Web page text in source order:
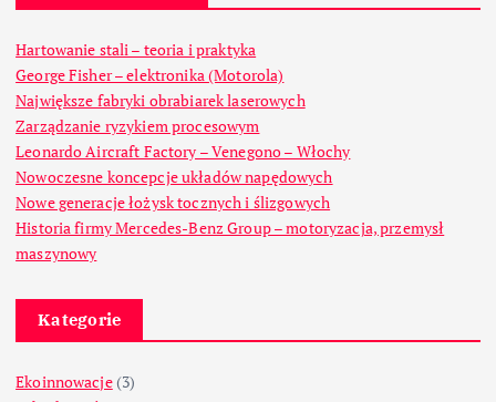
Hartowanie stali – teoria i praktyka
George Fisher – elektronika (Motorola)
Największe fabryki obrabiarek laserowych
Zarządzanie ryzykiem procesowym
Leonardo Aircraft Factory – Venegono – Włochy
Nowoczesne koncepcje układów napędowych
Nowe generacje łożysk tocznych i ślizgowych
Historia firmy Mercedes-Benz Group – motoryzacja, przemysł
maszynowy
Kategorie
Ekoinnowacje(3)